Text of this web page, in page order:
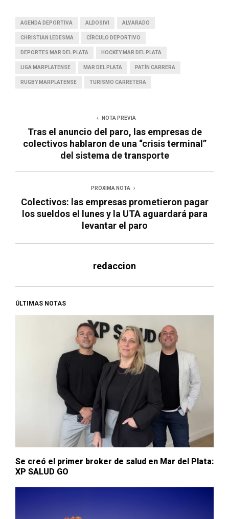
AGENDA DEPORTIVA ALDOSIVI ALVARADO
CHRISTIAN LEDESMA CÍRCULO DEPORTIVO
DEPORTES MAR DEL PLATA HOCKEY MAR DEL PLATA
LIGA MARPLATENSE MAR DEL PLATA PATÍN CARRERA
RUGBY MARPLATENSE TURISMO CARRETERA
NOTA PREVIA
Tras el anuncio del paro, las empresas de
colectivos hablaron de una “crisis terminal”
del sistema de transporte
PRÓXIMA NOTA
Colectivos: las empresas prometieron pagar
los sueldos el lunes y la UTA aguardará para
levantar el paro
redaccion
ÚLTIMAS NOTAS
Se creó el primer broker de salud en Mar del Plata:
XP SALUD GO